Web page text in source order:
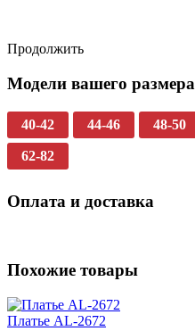
Продолжить
Модели вашего размера
40-42 44-46 48-50
62-82
Оплата и доставка
Похожие товары
Платье AL-2672